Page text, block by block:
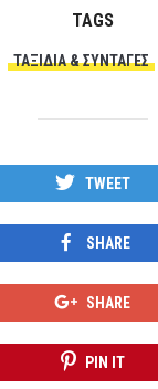
TAGS
ΤΑΞΊΔΙΑ & ΣΥΝΤΑΓΈΣ
TWEET
SHARE
SHARE
PIN IT